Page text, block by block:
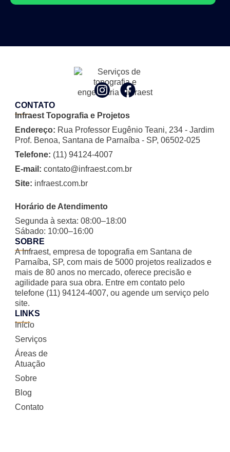
SOBRE
A Infraest, empresa de topografia em Santana de
Parnaíba, SP, com mais de 5000 projetos realizados e
mais de 80 anos no mercado, oferece precisão e
agilidade para sua obra. Entre em contato pelo
telefone (11) 94124-4007, ou agende um serviço pelo
site.
LINKS
Início
Serviços
Áreas de
Atuação
Sobre
Blog
Contato
CONTATO
Infraest Topografia e Projetos
Endereço: Rua Professor Eugênio Teani, 234 - Jardim
Prof. Benoa, Santana de Parnaíba - SP, 06502-025
Telefone: (11) 94124-4007
E-mail: contato@infraest.com.br
Site: infraest.com.br
Horário de Atendimento
Segunda à sexta: 08:00–18:00
Sábado: 10:00–16:00